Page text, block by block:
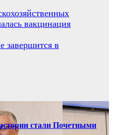
вакцинация
завершится в
стали Почетными